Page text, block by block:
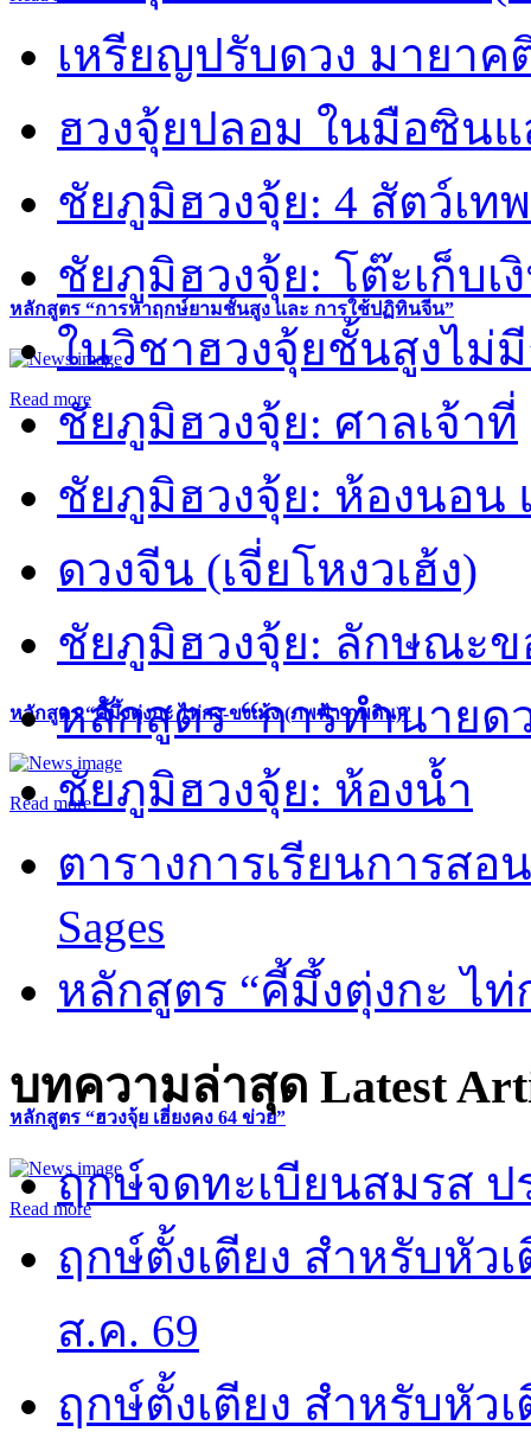
หลักสูตร “การหาฤกษ์ยามชั้นสูง และ การใช้ปฏิทินจีน”
Read more
หลักสูตร “คี้มึ้งตุ่งกะ ไท่กง-ขงเม้ง (ภพฟ้า ภพดิน)”
Read more
หลักสูตร “ฮวงจุ้ย เฮี่ยงคง 64 ข่วย”
Read more
เหรียญปรับดวง มายา
ฮวงจุ้ยปลอม ในมือซิน
ชัยภูมิฮวงจุ้ย: 4 สัตว์เทพ
ชัยภูมิฮวงจุ้ย: โต๊ะเก็บเ
ในวิชาฮวงจุ้ยชั้นสูงไม่
ชัยภูมิฮวงจุ้ย: ศาลเจ้าที่
ชัยภูมิฮวงจุ้ย: ห้องนอน
ดวงจีน (เจี่ยโหงวเฮ้ง)
ชัยภูมิฮวงจุ้ย: ลักษณะ
หลักสูตร “การทำนายด
ชัยภูมิฮวงจุ้ย: ห้องน้ำ
ตารางการเรียนการส
Sages
หลักสูตร “คี้มึ้งตุ่งกะ ไ
บทความล่าสุด Latest
ฤกษ์จดทะเบียนสมรส ป
ฤกษ์ตั้งเตียง สำหรับหัว
ส.ค. 69
ฤกษ์ตั้งเตียง สำหรับหัว